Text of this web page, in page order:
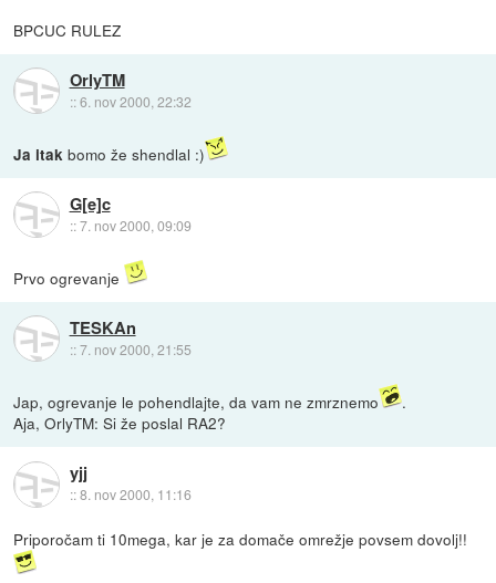
BPCUC RULEZ
OrlyTM
::6. nov 2000, 22:32
Ja itak bomo že shendlal :)
G[e]c
::7. nov 2000, 09:09
Prvo ogrevanje
TESKAn
::7. nov 2000, 21:55
Jap, ogrevanje le pohendlajte, da vam ne zmrznemo
.
Aja, OrlyTM: Si že poslal RA2?
yjj
::8. nov 2000, 11:16
Priporočam ti 10mega, kar je za domače omrežje povsem dovolj!!